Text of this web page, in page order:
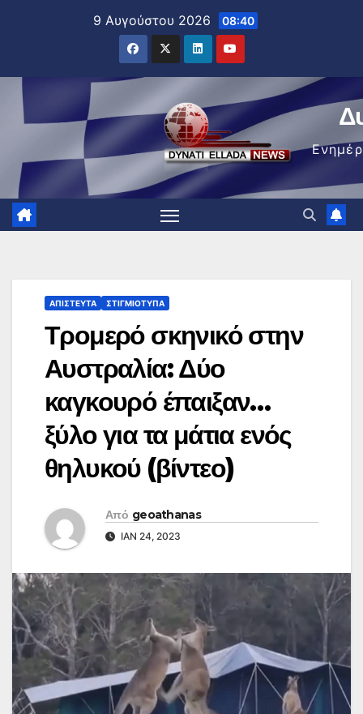
9 Αυγούστου 2026 08:40
ΑΠΊΣΤΕΥΤΑ ΣΤΙΓΜΙΌΤΥΠΑ
Τρομερό σκηνικό στην
Αυστραλία: Δύο
καγκουρό έπαιξαν…
ξύλο για τα μάτια ενός
θηλυκού (βίντεο)
Από geoathanas
ΙΑΝ 24, 2023